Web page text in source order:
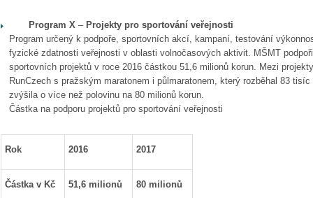
Program X – Projekty pro sportování veřejnosti
Program určený k podpoře, sportovních akcí, kampaní, testování
fyzické zdatnosti veřejnosti v oblasti volnočasových aktivit. MŠMT
sportovních projektů v roce 2016 částkou 51,6 milionů korun. Mezi
RunCzech s pražským maratonem i půlmaratonem, který rozběhal 83
zvýšila o více než polovinu na 80 milionů korun.
Částka na podporu projektů pro sportování veřejnosti
Rok 2016 2017
Částka v Kč 51,6 milionů 80 milionů